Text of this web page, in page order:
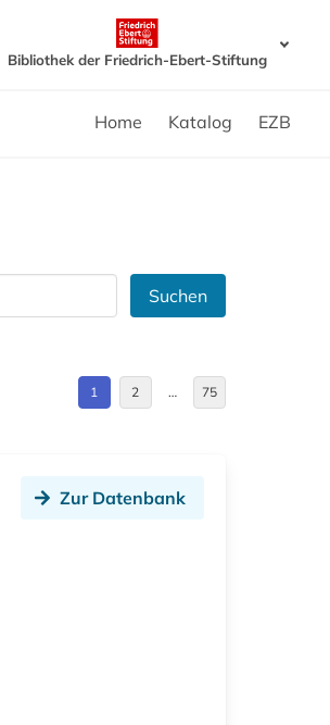
Bibliothek der Friedrich-Ebert-Stiftung
Home Katalog EZB
Suchen
1 2 … 75
Zur Datenbank